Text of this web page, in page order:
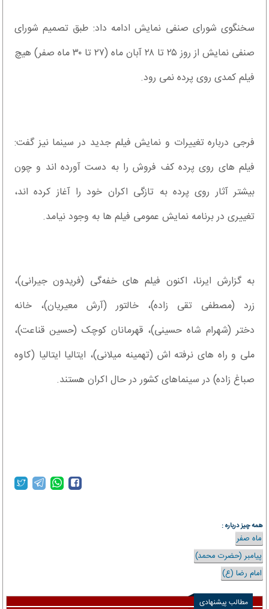
سخنگوی شورای صنفی نمایش ادامه داد: طبق تصمیم شورای
صنفی نمایش از روز ۲۵ تا ۲۸ آبان ماه (۲۷ تا ۳۰ ماه صفر) هیچ
فیلم کمدی روی پرده نمی رود.
فرجی درباره تغییرات و نمایش فیلم جدید در سینما نیز گفت:
فیلم های روی پرده کف فروش را به دست آورده اند و چون
بیشتر آثار روی پرده به تازگی اکران خود را آغاز کرده اند،
تغییری در برنامه نمایش عمومی فیلم ها به وجود نیامد.
به گزارش ایرنا، اکنون فیلم های خفه‌گی (فریدون جیرانی)،
زرد (مصطفی تقی زاده)، خالتور (آرش معیریان)، خانه
دختر (شهرام شاه حسینی)، قهرمانان کوچک (حسین قناعت)،
ملی و راه های نرفته اش (تهمینه میلانی)، ایتالیا ایتالیا (کاوه
صباغ زاده) در سینماهای کشور در حال اکران هستند.
همه چیز درباره :
ماه صفر
پیامبر (حضرت محمد)
امام رضا (ع)
مطالب پیشنهادی